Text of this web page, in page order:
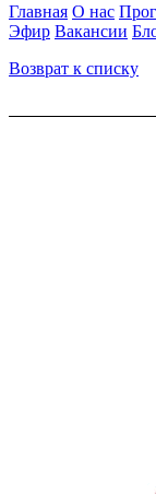
Главная О нас
Эфир Вакансии
Возврат к списку